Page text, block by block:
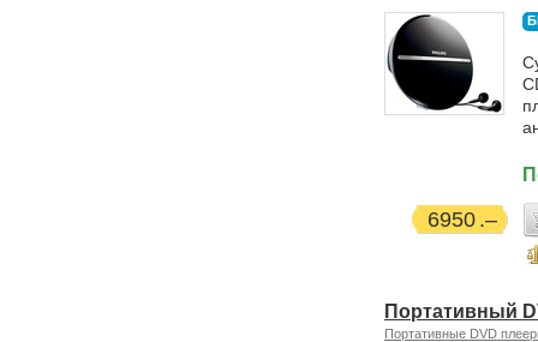
6950
Портативный
Портативные DVD